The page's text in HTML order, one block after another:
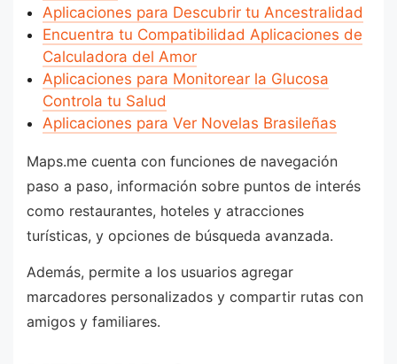
Aplicaciones para Descubrir tu Ancestralidad
Encuentra tu Compatibilidad Aplicaciones de
Calculadora del Amor
Aplicaciones para Monitorear la Glucosa
Controla tu Salud
Aplicaciones para Ver Novelas Brasileñas
Maps.me cuenta con funciones de navegación
paso a paso, información sobre puntos de interés
como restaurantes, hoteles y atracciones
turísticas, y opciones de búsqueda avanzada.
Además, permite a los usuarios agregar
marcadores personalizados y compartir rutas con
amigos y familiares.